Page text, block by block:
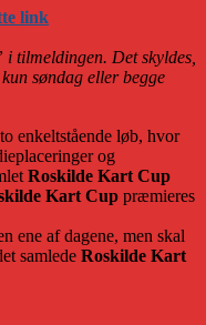
link
tilmeldingen. Det skyldes,
søndag eller begge
enkeltstående løb, hvor
og
Roskilde Kart Cup
Kart Cup præmieres
ene af dagene, men skal
samlede Roskilde Kart